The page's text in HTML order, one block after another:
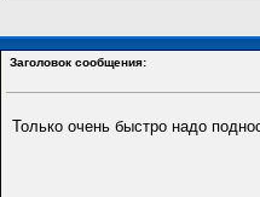
Заголовок сообщения:
Только очень быстро надо